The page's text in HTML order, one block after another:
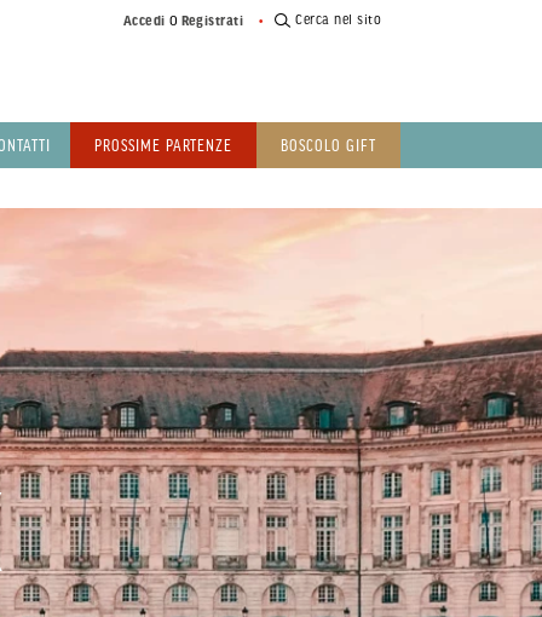
PROSSIME PARTENZE BOSCOLO GIFT
Accedi o Registrati Cerca nel sito